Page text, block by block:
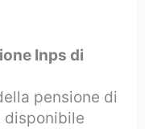
Inps di
pensione di
disponibile